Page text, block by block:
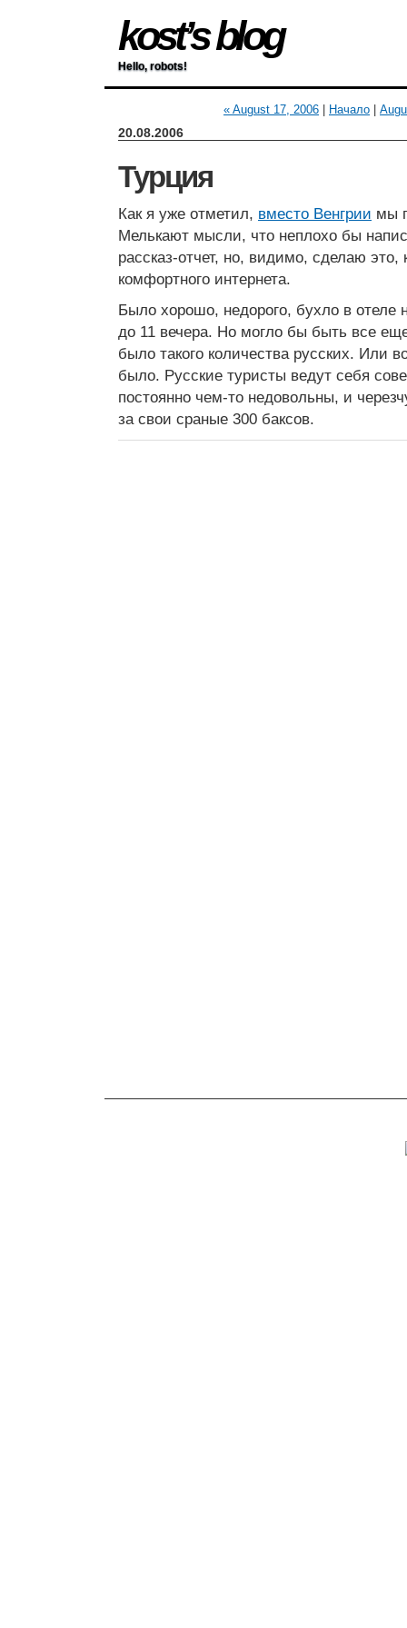
kost’s blog
Hello, robots!
« August 17, 2006 Начало
20.08.2006
Турция
Как я уже отметил, вместо Венгрии мы
Мелькают мысли, что неплохо бы
рассказ-отчет, но, видимо, сделаю это,
комфортного интернета.
Было хорошо, недорого, бухло в отеле
до 11 вечера. Но могло бы быть все
было такого количества русских. Или
было. Русские туристы ведут себя
постоянно чем-то недовольны, и
за свои сраные 300 баксов.